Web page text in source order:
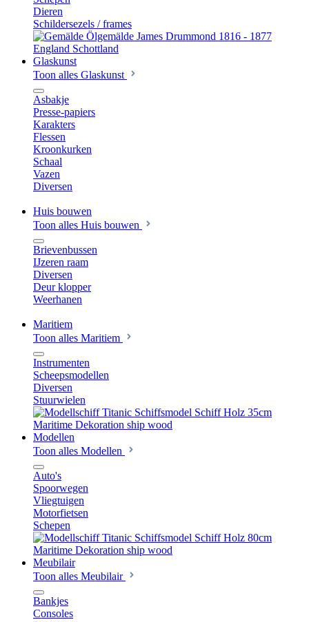
Dieren
Schildersezels / frames
Glaskunst
Toon alles Glaskunst
Asbakje
Presse-papiers
Karakters
Flessen
Kroonkurken
Schaal
Vazen
Diversen
Huis bouwen
Toon alles Huis bouwen
Brievenbussen
IJzeren raam
Diversen
Deur klopper
Weerhanen
Maritiem
Toon alles Maritiem
Instrumenten
Scheepsmodellen
Diversen
Stuurwielen
Modellen
Toon alles Modellen
Auto's
Spoorwegen
Vliegtuigen
Motorfietsen
Schepen
Meubilair
Toon alles Meubilair
Bankjes
Consoles